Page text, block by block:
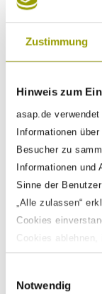
Zustimmung
Hinweis zum
asap.de
Informationen
Besucher zu
Informationen und
Sinne der
„Alle zulassen“
Cookies
Cookies ablehnen,
sowie diese
nachträglich
Notwendig